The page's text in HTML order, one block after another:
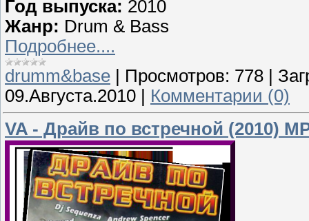
Год выпуска: 2010
Жанр: Drum & Bass
Подробнее....
drumm&base
Просмотров: 778
09.Августа.2010
Комментарии (0)
VA - Драйв по встречной (2010)